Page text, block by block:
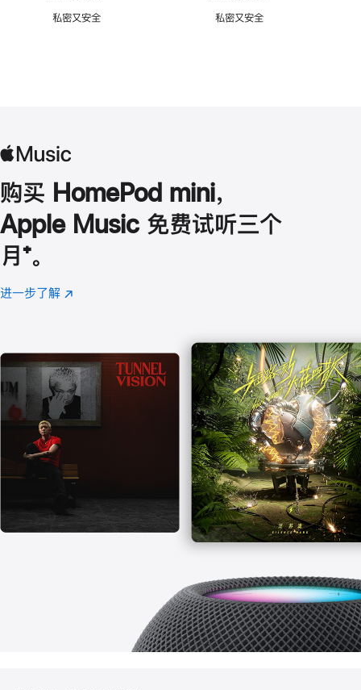
私密又安全 私密又安全
购买 HomePod mini，
Apple Music 免费试听三个
月 脚
注
⁺。
进一步了解 Apple
(在
口
中
打
开)